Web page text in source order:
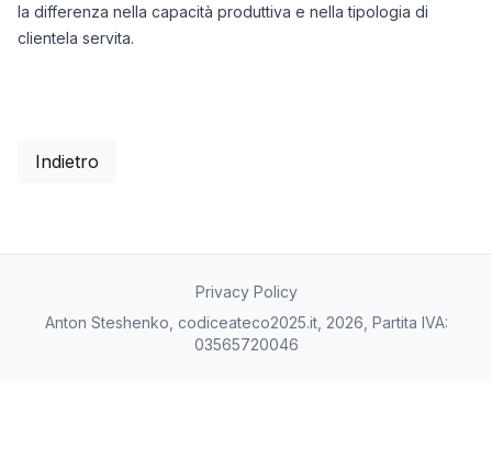
la differenza nella capacità produttiva e nella tipologia di
clientela servita.
Indietro
Privacy Policy
Anton Steshenko, codiceateco2025.it, 2026, Partita IVA:
03565720046